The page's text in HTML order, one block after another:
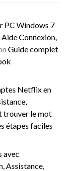
PC Windows 7
Connexion,
Guide complet
Netflix en
trouver le mot
étapes faciles
avec
Assistance,